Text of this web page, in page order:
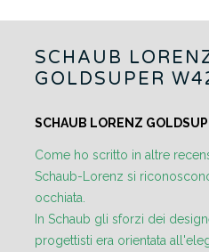
SCHAUB
GOLDSUPER
SCHAUB LORENZ
Come ho scritto in altre
Schaub-Lorenz si
occhiata.
In Schaub gli sforzi dei
progettisti era orientata